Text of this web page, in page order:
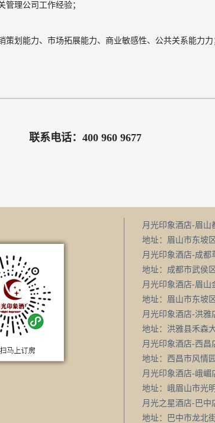
理公司工作经验；
划能力、市场拓展能力、商业敏感性、公共关系能力力
联系电话：400 960 9677
月光印象酒店-眉山
地址：眉山市东坡
月光印象酒店-成都
地址：成都市武侯
月光印象酒店-眉山
地址：眉山市东坡
月光印象酒店-洪雅
地址：洪雅县禾森
月光印象酒店-西昌
地址：西昌市风情
月光印象酒店-峨嵋
地址：峨眉山市光
月光之星酒店-巴中
地址：巴中市龙北